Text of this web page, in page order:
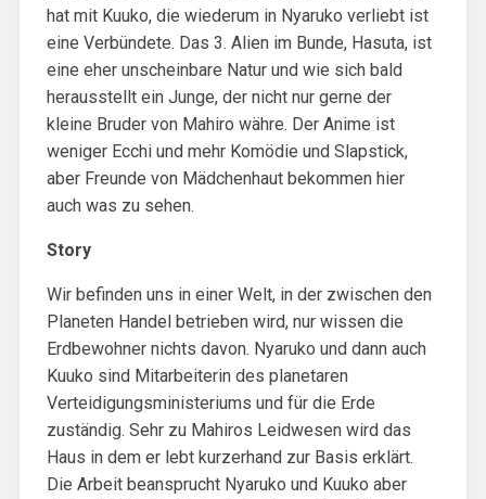
hat mit Kuuko, die wiederum in Nyaruko verliebt ist
eine Verbündete. Das 3. Alien im Bunde, Hasuta, ist
eine eher unscheinbare Natur und wie sich bald
herausstellt ein Junge, der nicht nur gerne der
kleine Bruder von Mahiro währe. Der Anime ist
weniger Ecchi und mehr Komödie und Slapstick,
aber Freunde von Mädchenhaut bekommen hier
auch was zu sehen.
Story
Wir befinden uns in einer Welt, in der zwischen den
Planeten Handel betrieben wird, nur wissen die
Erdbewohner nichts davon. Nyaruko und dann auch
Kuuko sind Mitarbeiterin des planetaren
Verteidigungsministeriums und für die Erde
zuständig. Sehr zu Mahiros Leidwesen wird das
Haus in dem er lebt kurzerhand zur Basis erklärt.
Die Arbeit beansprucht Nyaruko und Kuuko aber